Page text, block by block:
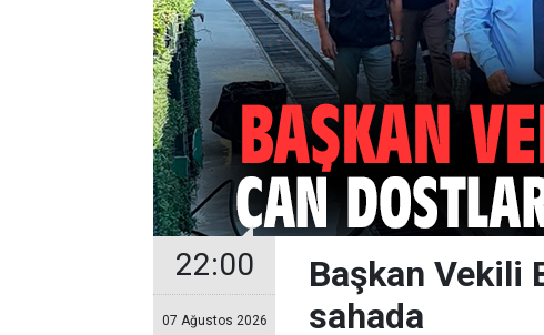
22:00
07 Ağustos 2026
Başkan Vekili
sahada